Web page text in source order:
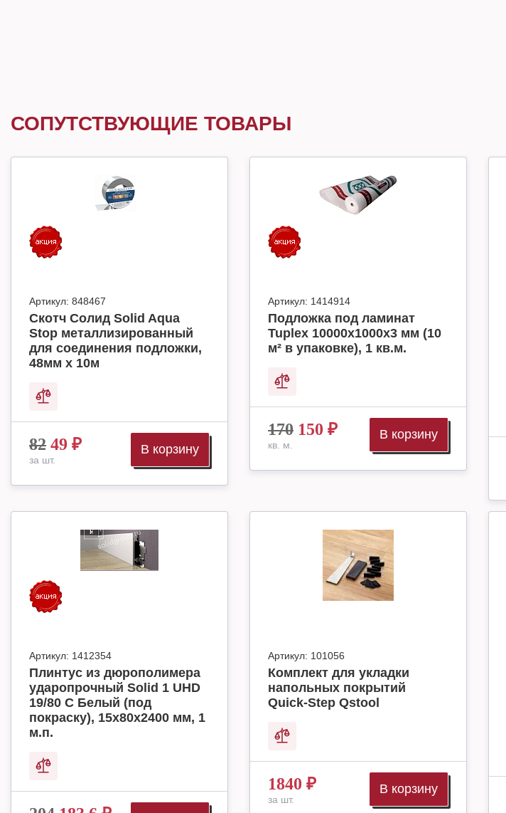
СОПУТСТВУЮЩИЕ ТОВАРЫ
Артикул: 848467
Скотч Солид Solid Aqua
Stop металлизированный
для соединения подложки,
48мм х 10м
82 49 ₽
за шт.
В корзину
Артикул: 1414914
Подложка под ламинат
Tuplex 10000x1000x3 мм (10
м² в упаковке), 1 кв.м.
170 150 ₽
кв. м.
В корзину
Артикул: 1412354
Плинтус из дюрополимера
ударопрочный Solid 1 UHD
19/80 C Белый (под
покраску), 15х80х2400 мм, 1
м.п.
Артикул: 101056
Комплект для укладки
напольных покрытий
Quick-Step Qstool
1840 ₽
за шт.
В корзину